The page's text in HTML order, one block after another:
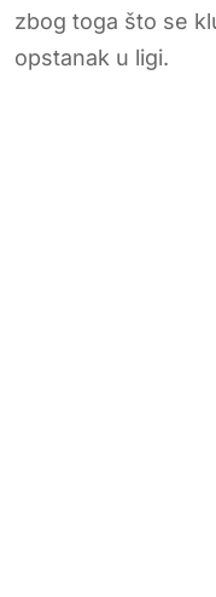
zbog toga što se
opstanak u ligi.